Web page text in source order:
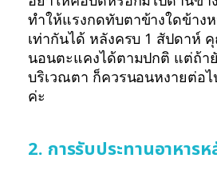
ทำให้แรงกดทับตาข้างใดข้าง
เท่ากันได้ หลังครบ 1 สัปดาห์
นอนตะแคงได้ตามปกติ แต่ถ้า
บริเวณตา ก็ควรนอนหงายต่อไ
ค่ะ
2. การรับประทานอาหาร